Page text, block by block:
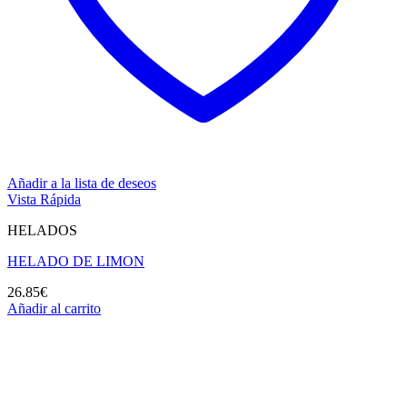
Añadir a la lista de deseos
Vista Rápida
HELADOS
HELADO DE LIMON
26.85€
Añadir al carrito